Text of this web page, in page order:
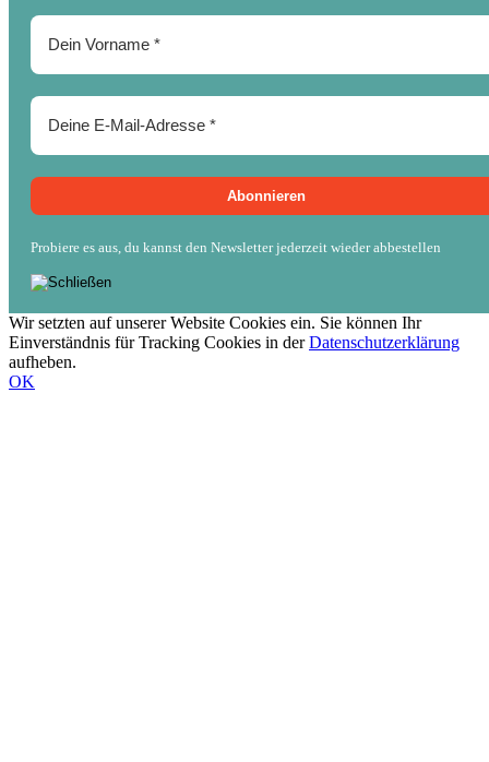
Probiere es aus, du kannst den Newsletter jederzeit wieder abbestellen
Wir setzten auf unserer Website Cookies ein. Sie können Ihr
Einverständnis für Tracking Cookies in derDatenschutzerklärung
aufheben.
OK